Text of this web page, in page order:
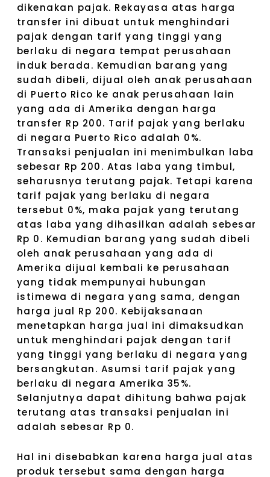
dikenakan pajak. Rekayasa atas harga
transfer ini dibuat untuk menghindari
pajak dengan tarif yang tinggi yang
berlaku di negara tempat perusahaan
induk berada. Kemudian barang yang
sudah dibeli, dijual oleh anak perusahaan
di Puerto Rico ke anak perusahaan lain
yang ada di Amerika dengan harga
transfer Rp 200. Tarif pajak yang berlaku
di negara Puerto Rico adalah 0%.
Transaksi penjualan ini menimbulkan laba
sebesar Rp 200. Atas laba yang timbul,
seharusnya terutang pajak. Tetapi karena
tarif pajak yang berlaku di negara
tersebut 0%, maka pajak yang terutang
atas laba yang dihasilkan adalah sebesar
Rp 0. Kemudian barang yang sudah dibeli
oleh anak perusahaan yang ada di
Amerika dijual kembali ke perusahaan
yang tidak mempunyai hubungan
istimewa di negara yang sama, dengan
harga jual Rp 200. Kebijaksanaan
menetapkan harga jual ini dimaksudkan
untuk menghindari pajak dengan tarif
yang tinggi yang berlaku di negara yang
bersangkutan. Asumsi tarif pajak yang
berlaku di negara Amerika 35%.
Selanjutnya dapat dihitung bahwa pajak
terutang atas transaksi penjualan ini
adalah sebesar Rp 0.
Hal ini disebabkan karena harga jual atas
produk tersebut sama dengan harga